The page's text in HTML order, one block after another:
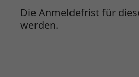
Die Anmeldefrist für
werden.